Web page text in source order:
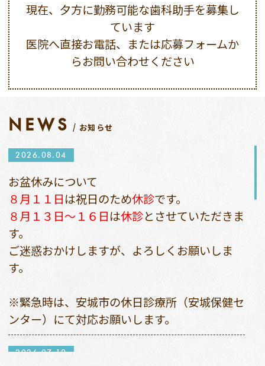
現在、夕方に勤務可能な歯科助手を募集し
ています
医院へ直接お電話、または応募フォームか
らお問い合わせください
NEWS お知らせ
2026.08.04
お盆休みについて
８月１１日は祝日のため休診です。
８月１３日〜１６日は休診とさせていただきま
す。
ご迷惑おかけしますが、よろしくお願いしま
す。
※緊急時は、安城市の休日診療所（安城保健セ
ンター）にて対応お願いします。
2026.07.19